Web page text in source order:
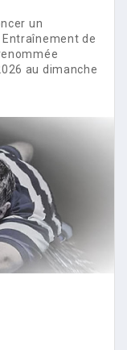
un
de
au dimanche